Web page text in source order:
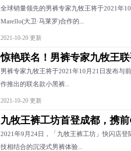
全球销量领先的男裤专家九牧王将于2021年
Marello(大卫·马莱罗)合作的...
2021-10-20 更新
惊艳联名！男裤专家九牧王
男裤专家九牧王将于2021年10月21日发布与
作推出的联名款小黑裤...
2021-10-20 更新
九牧王裤工坊首登成都，携
2021年9月24日，「九牧王裤工坊」快闪店
技相结合的沉浸式男裤体验...